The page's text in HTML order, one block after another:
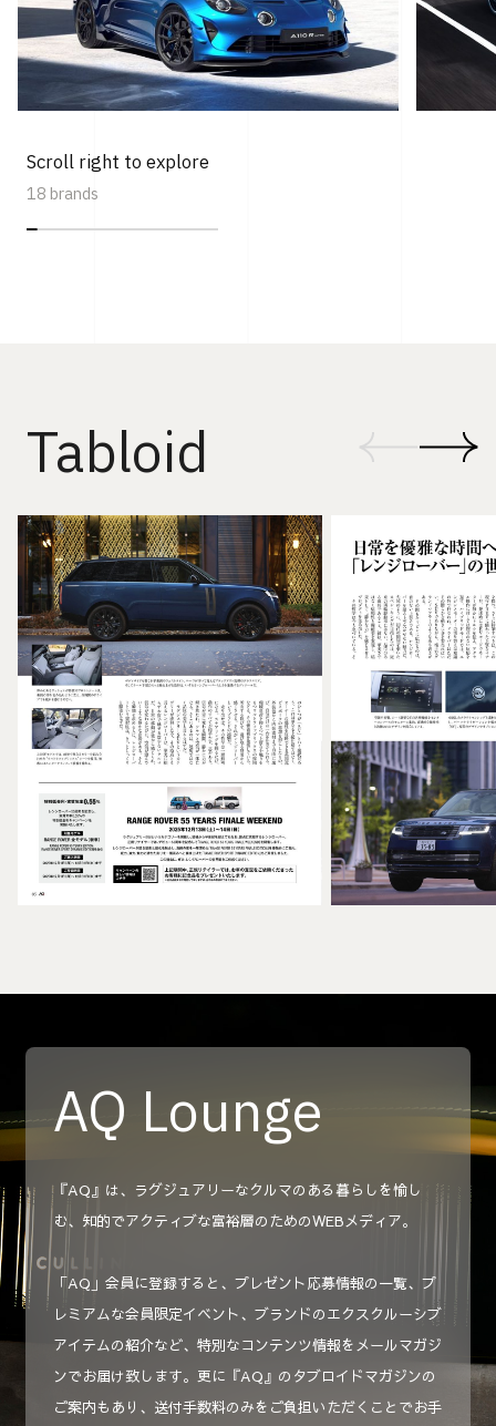
Scroll right to explore
18 brands
Tabloid
AQ Lounge
『AQ』は、ラグジュアリーなクルマのある暮らしを愉し
む、知的でアクティブな富裕層のためのWEBメディア。
「AQ」会員に登録すると、プレゼント応募情報の一覧、プ
レミアムな会員限定イベント、ブランドのエクスクルーシブ
アイテムの紹介など、特別なコンテンツ情報をメールマガジ
ンでお届け致します。更に『AQ』のタブロイドマガジンの
ご案内もあり、送付手数料のみをご負担いただくことでお手